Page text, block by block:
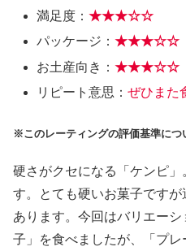
満足度：★★★☆☆
パッケージ：★★★☆☆
お土産向き：★★★☆☆
リピート意思：ぜひまた
※このレーティングの評価基準につ
硬さがクセになる「ケンピ
す。とても硬いお菓子です
あります。今回はバリエー
子」を食べましたが、「プ